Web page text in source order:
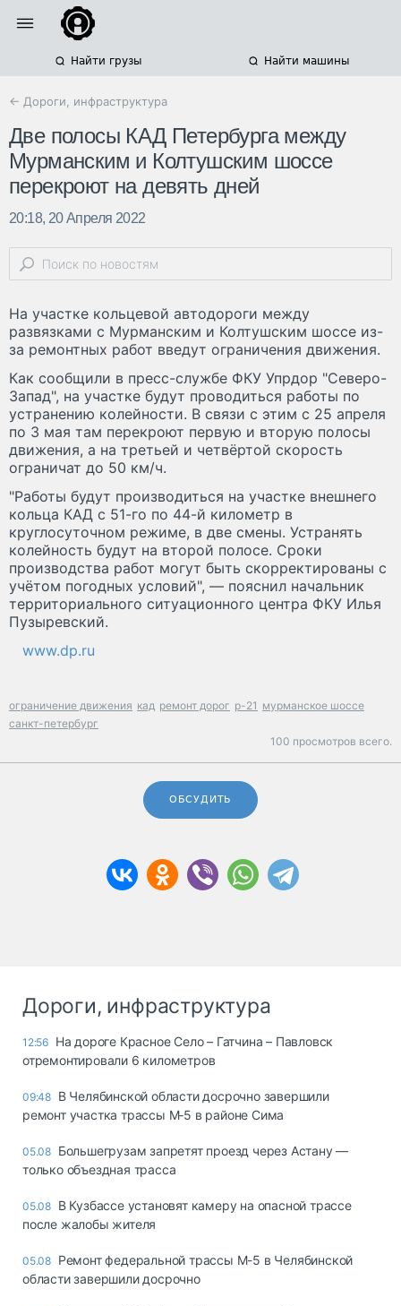
Найти грузы Найти машины
← Дороги, инфраструктура
Две полосы КАД Петербурга между
Мурманским и Колтушским шоссе
перекроют на девять дней
20:18, 20 Апреля 2022
На участке кольцевой автодороги между
развязками с Мурманским и Колтушским шоссе из-
за ремонтных работ введут ограничения движения.
Как сообщили в пресс-службе ФКУ Упрдор "Северо-
Запад", на участке будут проводиться работы по
устранению колейности. В связи с этим с 25 апреля
по 3 мая там перекроют первую и вторую полосы
движения, а на третьей и четвёртой скорость
ограничат до 50 км/ч.
"Работы будут производиться на участке внешнего
кольца КАД с 51-го по 44-й километр в
круглосуточном режиме, в две смены. Устранять
колейность будут на второй полосе. Сроки
производства работ могут быть скорректированы с
учётом погодных условий", — пояснил начальник
территориального ситуационного центра ФКУ Илья
Пузыревский.
www.dp.ru
ограничение движения кад ремонт дорог р-21 мурманское шоссе
санкт-петербург
100 просмотров всего.
ОБСУДИТЬ
Дороги, инфраструктура
12:56 На дороге Красное Село – Гатчина – Павловск
отремонтировали 6 километров
09:48 В Челябинской области досрочно завершили
ремонт участка трассы М‑5 в районе Сима
05.08 Большегрузам запретят проезд через Астану —
только объездная трасса
05.08 В Кузбассе установят камеру на опасной трассе
после жалобы жителя
05.08 Ремонт федеральной трассы М-5 в Челябинской
области завершили досрочно